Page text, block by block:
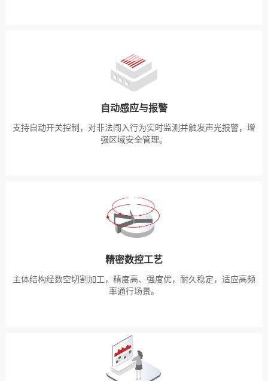
自动感应与报警
支持自动开关控制，对非法闯入行为实时监测并触发声光报警，增
强区域安全管理。
精密数控工艺
主体结构经数空切割加工，精度高、强度优，耐久稳定，适应高频
率通行场景。